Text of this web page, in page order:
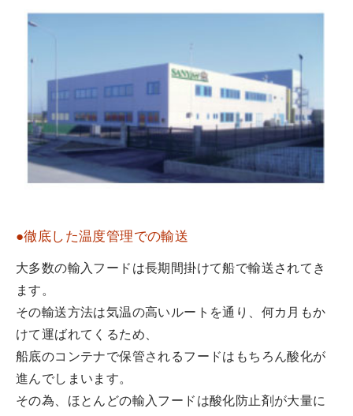
●徹底した温度管理での輸送
大多数の輸入フードは長期間掛けて船で輸送されてき
ます。
その輸送方法は気温の高いルートを通り、何カ月もか
けて運ばれてくるため、
船底のコンテナで保管されるフードはもちろん酸化が
進んでしまいます。
その為、ほとんどの輸入フードは酸化防止剤が大量に